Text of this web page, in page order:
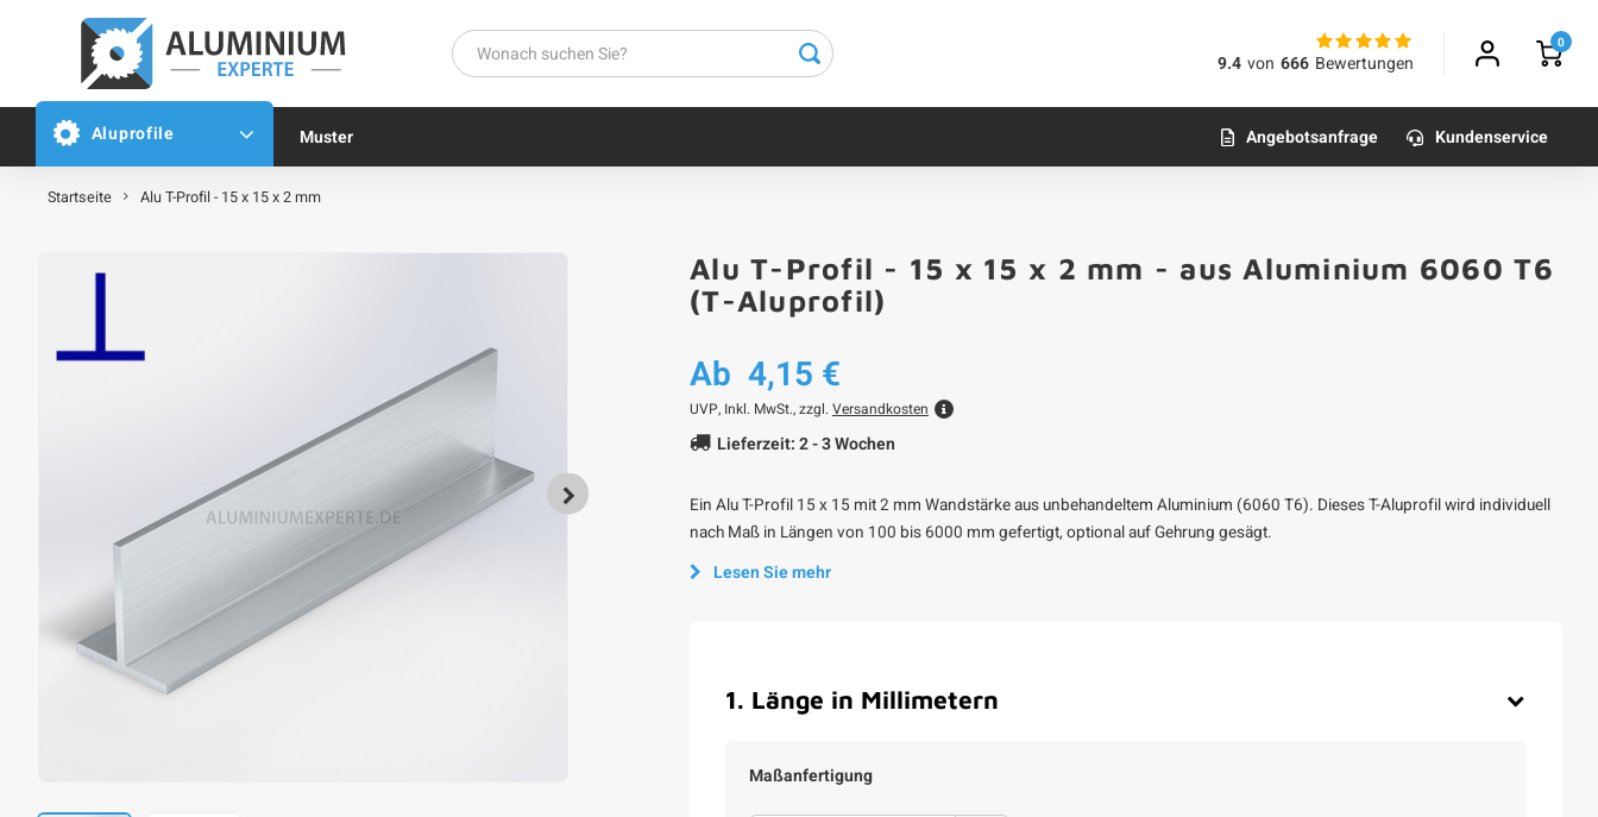
9.4 von 666 Bewertungen
0
Aluprofile Angebotsanfrage Kundenservice
Muster
Startseite Alu T-Profil - 15 x 15 x 2 mm
Alu T-Profil - 15 x 15 x 2 mm - aus Aluminium 6060 T6
(T-Aluprofil)
Ab 4,15 €
UVP, Inkl. MwSt., zzgl. Versandkosten
Lieferzeit: 2 - 3 Wochen
Ein Alu T-Profil 15 x 15 mit 2 mm Wandstärke aus unbehandeltem Aluminium (6060 T6). Dieses T-Aluprofil wird individuell
nach Maß in Längen von 100 bis 6000 mm gefertigt, optional auf Gehrung gesägt.
Lesen Sie mehr
1. Länge in Millimetern
Maßanfertigung